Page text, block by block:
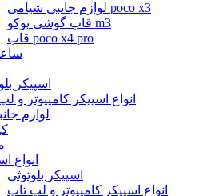
لوازم جانبی شیامی poco x3
قاب گوشی پوکو m3
قاب poco x4 pro
اسپیکر
انواع اسپیکر کامپیوتر و
لوازم
انواع
اسپیکر بلوتوثی
انواع اسپیکر کامپیوتر و لپ تاپ